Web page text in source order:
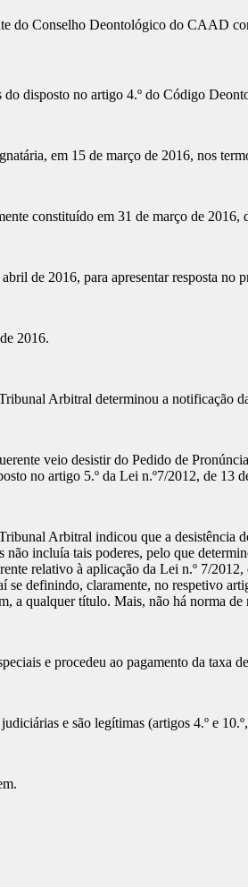
do Conselho Deontológico do CAAD
do disposto no artigo 4.º do Código
em 15 de março de 2016, nos
constituído em 31 de março de 2016,
de 2016, para apresentar resposta no
2016.
Arbitral determinou a notificação
veio desistir do Pedido de
no artigo 5.º da Lei n.º7/2012, de 13
Arbitral indicou que a
incluía tais poderes, pelo que
relativo à aplicação da Lei n.º 7/
definindo, claramente, no respetivo
a qualquer título. Mais, não há norma
e procedeu ao pagamento da taxa
e são legítimas (artigos 4.º e